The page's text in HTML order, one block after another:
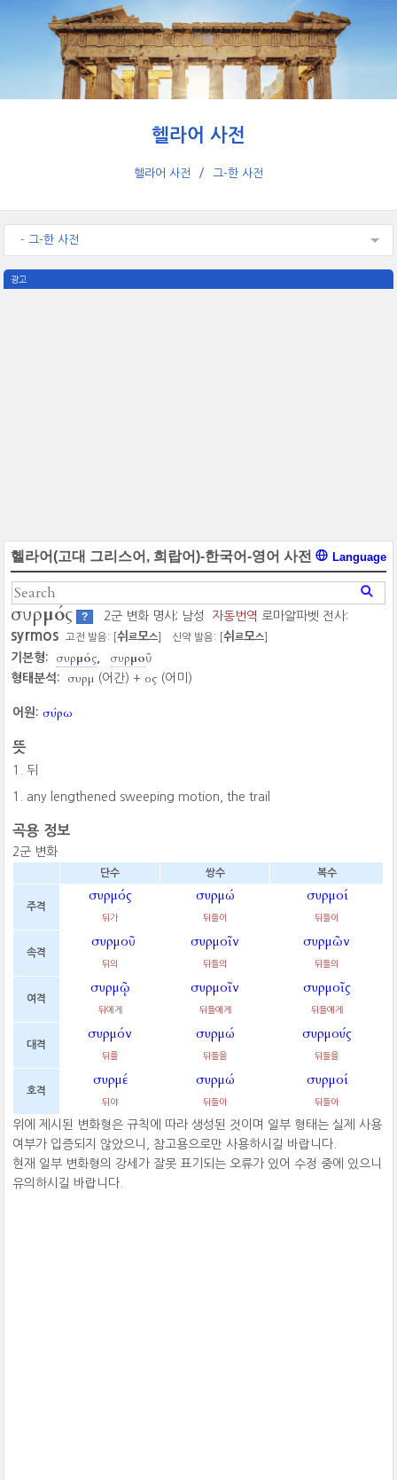
헬라어 사전
헬라어 사전 그-한 사전
- 그-한 사전
광고
헬라어(고대 그리스어, 희랍어)-한국어-영어 사전 Language
συρμός ? 2군 변화 명사; 남성 자동번역 로마알파벳 전사:
syrmos 고전 발음: [쉬르모스 신약 발음: [쉬르모스
기본형: συρμός συρμοῦ
형태분석: συρμ (어간) + ος (어미)
어원: σύρω
뜻
뒤
any lengthened sweeping motion, the trail
곡용 정보
2군 변화
단수 쌍수 복수
주격
συρμός
뒤가
συρμώ
뒤들이
συρμοί
뒤들이
속격
συρμοῦ
뒤의
συρμοῖν
뒤들의
συρμῶν
뒤들의
여격
συρμῷ
뒤에게
συρμοῖν
뒤들에게
συρμοῖς
뒤들에게
대격
συρμόν
뒤를
συρμώ
뒤들을
συρμούς
뒤들을
호격
συρμέ
뒤야
συρμώ
뒤들아
συρμοί
뒤들아
위에 제시된 변화형은 규칙에 따라 생성된 것이며 일부 형태는 실제 사용
여부가 입증되지 않았으니, 참고용으로만 사용하시길 바랍니다.
현재 일부 변화형의 강세가 잘못 표기되는 오류가 있어 수정 중에 있으니
유의하시길 바랍니다.